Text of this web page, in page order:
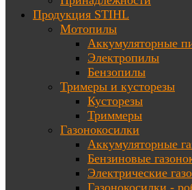
Продукция STIHL
Мотопилы
Аккумуляторные
Электропилы
Бензопилы
Тримеры и кусторезы
Кусторезы
Триммеры
Газонокосилки
Аккумуляторные
Бензиновые
Электрические
Газонокосилки -